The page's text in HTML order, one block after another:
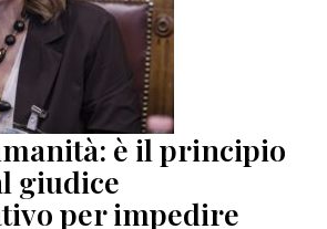
è il principio
giudice
per impedire